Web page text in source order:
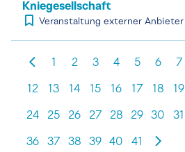
Kniegesellschaft
Veranstaltung externer Anbieter
1 2 3 4 5 6 7
12 13 14 15 16 17 18 19
24 25 26 27 28 29 30 31
36 37 38 39 40 41